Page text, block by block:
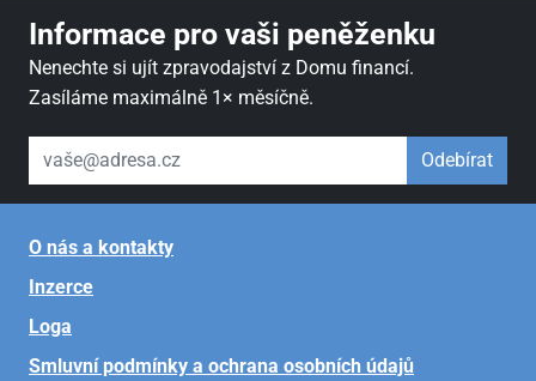
Informace pro vaši peněženku
Nenechte si ujít zpravodajství z Domu financí.
Zasíláme maximálně 1× měsíčně.
váš email Odebírat
O nás a kontakty
Inzerce
Loga
Smluvní podmínky a ochrana osobních údajů